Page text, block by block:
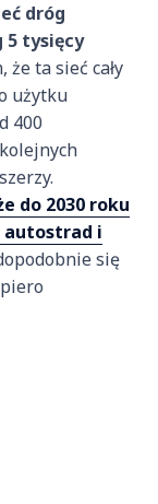
dróg
5 tysięcy
że ta sieć cały
użytku
400
do 2030 roku
autostrad i
się